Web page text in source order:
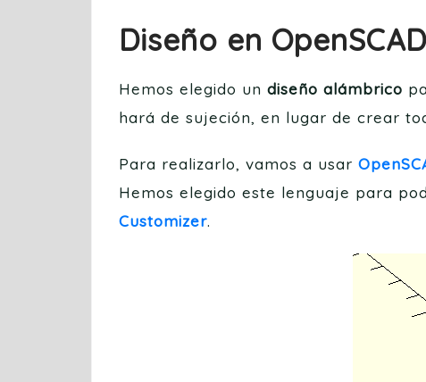
Diseño en OpenSCAD
Hemos elegido un diseño alámbrico
hará de sujeción, en lugar de crear
Para realizarlo, vamos a usar
Hemos elegido este lenguaje para
Customizer.